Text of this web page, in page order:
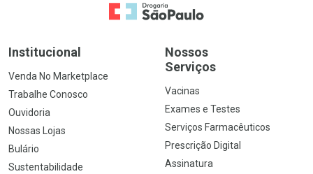
Ir para a Home
Institucional
Venda No Marketplace
Trabalhe Conosco
Ouvidoria
Nossas Lojas
Bulário
Sustentabilidade
Nossos
Serviços
Vacinas
Exames e Testes
Serviços Farmacêuticos
Prescrição Digital
Assinatura